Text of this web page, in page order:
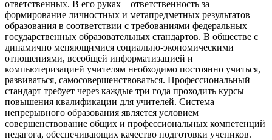
ответственных. В его руках – ответственность за
формирование личностных и метапредметных результатов
образования в соответствии с требованиями федеральных
государственных образовательных стандартов. В обществе с
динамично меняющимися социально-экономическими
отношениями, всеобщей информатизацией и
компьютеризацией учителям необходимо постоянно учиться,
развиваться, самосовершенствоваться. Профессиональный
стандарт требует через каждые три года проходить курсы
повышения квалификации для учителей. Система
непрерывного образования является условием
совершенствование общих и профессиональных компетенций
педагога, обеспечивающих качество подготовки учеников.